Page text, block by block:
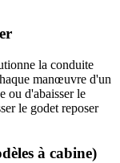
la conduite
manœuvre d'un
ou d'abaisser le
le godet reposer
à cabine)